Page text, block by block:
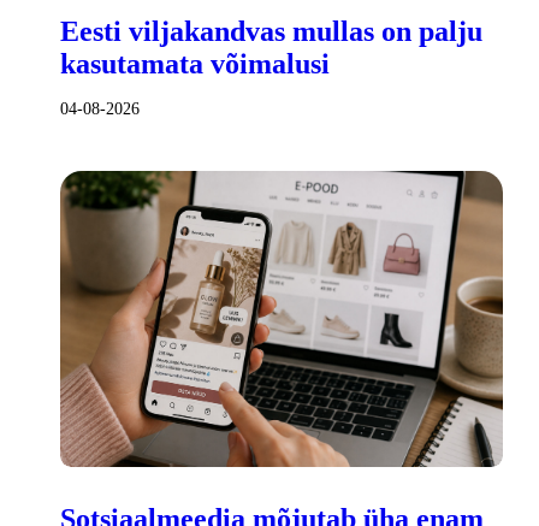
Eesti viljakandvas mullas on palju
kasutamata võimalusi
04-08-2026
Sotsiaalmeedia mõjutab üha enam